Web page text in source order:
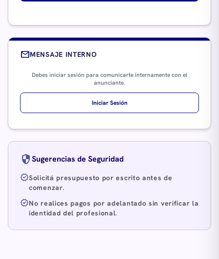
mailMENSAJE INTERNO
Debes iniciar sesión para comunicarte internamente con el
anunciante.
Iniciar Sesión
securitySugerencias de Seguridad
verifiedSolicitá presupuesto por escrito antes de
comenzar.
verifiedNo realices pagos por adelantado sin verificar la
identidad del profesional.